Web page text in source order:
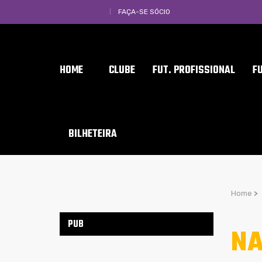
FAÇA-SE SÓCIO
HOME CLUBE FUT. PROFISSIONAL
BILHETEIRA
Home >
PUB